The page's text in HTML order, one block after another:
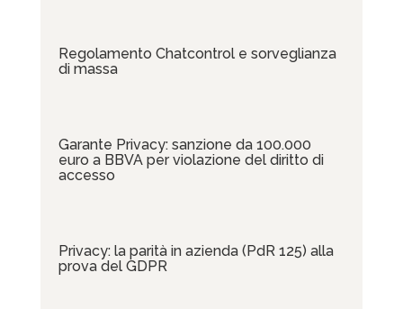
Regolamento Chatcontrol e sorveglianza
di massa
Garante Privacy: sanzione da 100.000
euro a BBVA per violazione del diritto di
accesso
Privacy: la parità in azienda (PdR 125) alla
prova del GDPR